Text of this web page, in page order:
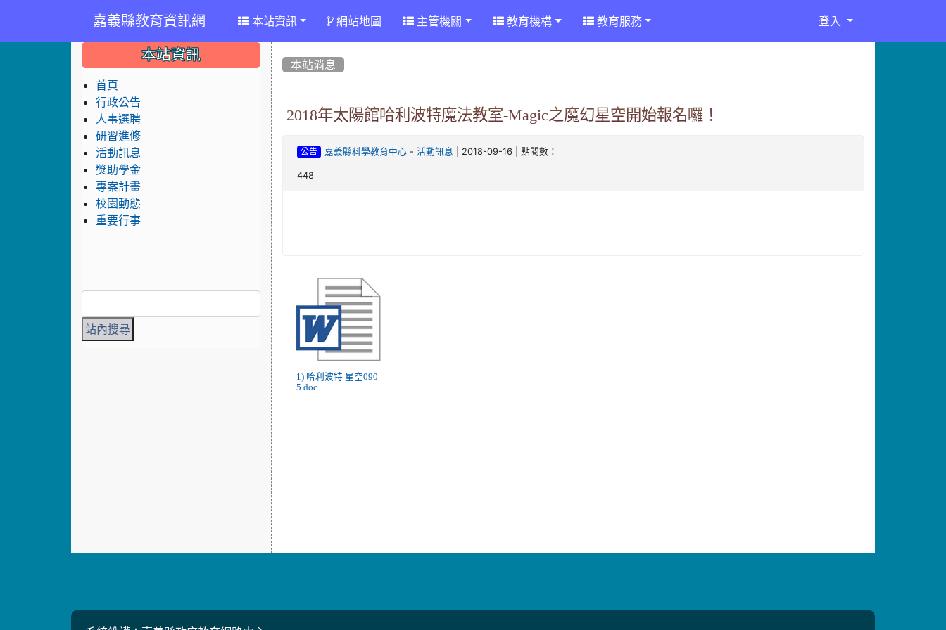
嘉義縣教育資訊網 本站資訊 網站地圖 主管機關 教育機構 教育服務 登入
本站消息
2018年太陽館哈利波特魔法教室-Magic之魔幻星空開始報名囉！
公告 嘉義縣科學教育中心 - 活動訊息 | 2018-09-16 | 點閱數：
448
1) 哈利波特 星空090
5.doc
::: 本站資訊
首頁
行政公告
人事選聘
研習進修
活動訊息
獎助學金
專案計畫
校園動態
重要行事